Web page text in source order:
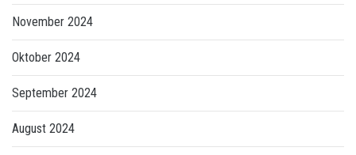
November 2024
Oktober 2024
September 2024
August 2024